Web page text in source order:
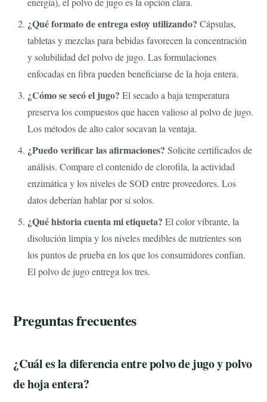
¿Qué formato de entrega estoy utilizando? Cápsulas,
tabletas y mezclas para bebidas favorecen la concentración
y solubilidad del polvo de jugo. Las formulaciones
enfocadas en fibra pueden beneficiarse de la hoja entera.
¿Cómo se secó el jugo? El secado a baja temperatura
preserva los compuestos que hacen valioso al polvo de jugo.
Los métodos de alto calor socavan la ventaja.
¿Puedo verificar las afirmaciones? Solicite certificados de
análisis. Compare el contenido de clorofila, la actividad
enzimática y los niveles de SOD entre proveedores. Los
datos deberían hablar por sí solos.
¿Qué historia cuenta mi etiqueta? El color vibrante, la
disolución limpia y los niveles medibles de nutrientes son
los puntos de prueba en los que los consumidores confían.
El polvo de jugo entrega los tres.
Preguntas frecuentes
¿Cuál es la diferencia entre polvo de jugo y polvo
de hoja entera?